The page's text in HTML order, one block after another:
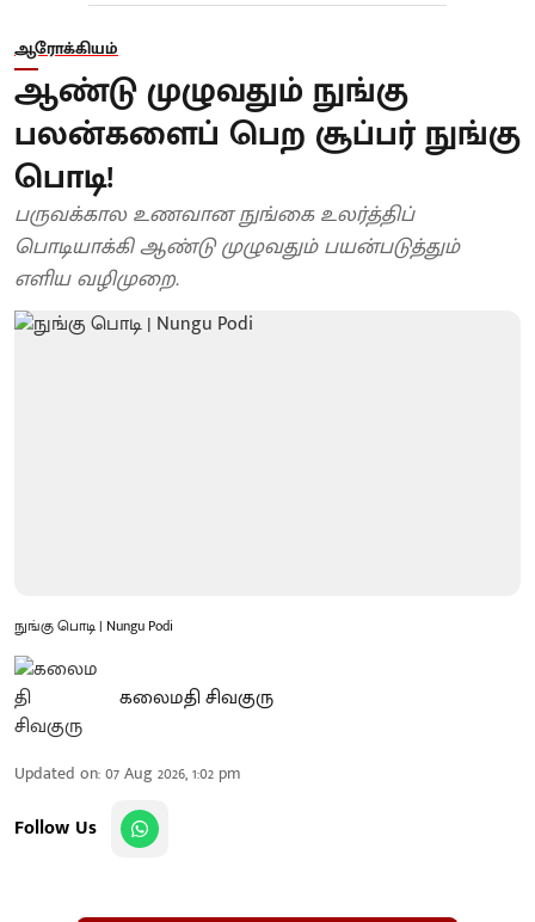
ஆரோக்கியம்
ஆண்டு முழுவதும் நுங்கு
பலன்களைப் பெற சூப்பர் நுங்கு
பொடி!
பருவக்கால உணவான நுங்கை உலர்த்திப்
பொடியாக்கி ஆண்டு முழுவதும் பயன்படுத்தும்
எளிய வழிமுறை.
நுங்கு பொடி | Nungu Podi
கலைமதி சிவகுரு
Updated on:07 Aug 2026, 1:02 pm
Follow Us